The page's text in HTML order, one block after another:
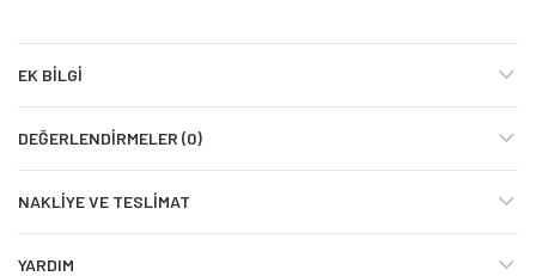
EK BILGI
DEĞERLENDIRMELER (0)
NAKLIYE VE TESLIMAT
YARDIM